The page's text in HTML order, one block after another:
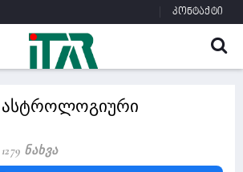
კონტაქტი
ასტროლოგიური
1279 Ნახვა